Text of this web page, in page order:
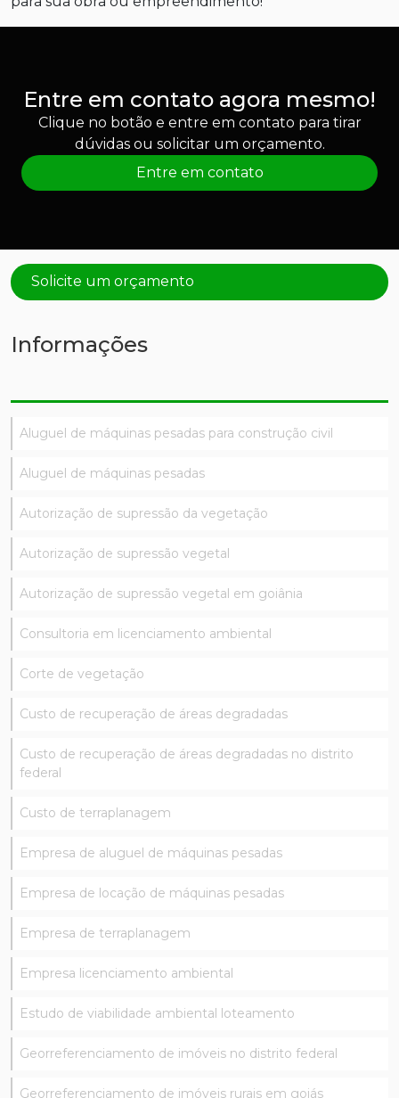
Entre em contato agora mesmo!
Clique no botão e entre em contato para tirar
dúvidas ou solicitar um orçamento.
Entre em contato
Solicite um orçamento
Informações
Aluguel de máquinas pesadas para construção civil
Aluguel de máquinas pesadas
Autorização de supressão da vegetação
Autorização de supressão vegetal
Autorização de supressão vegetal em goiânia
Consultoria em licenciamento ambiental
Corte de vegetação
Custo de recuperação de áreas degradadas
Custo de recuperação de áreas degradadas no distrito
federal
Custo de terraplanagem
Empresa de aluguel de máquinas pesadas
Empresa de locação de máquinas pesadas
Empresa de terraplanagem
Empresa licenciamento ambiental
Estudo de viabilidade ambiental loteamento
Georreferenciamento de imóveis no distrito federal
Georreferenciamento de imóveis rurais em goiás